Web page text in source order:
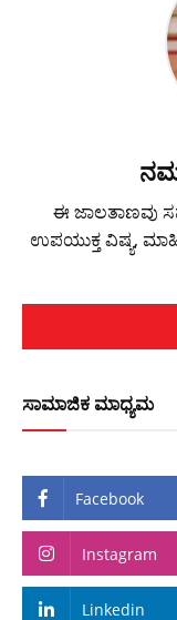
ಈ ಜಾಲತಾಣವು
ಉಪಯುಕ್ತ ವಿಷ್ಯ,
ಸಾಮಾಜಿಕ ಮಾಧ್ಯಮ
Facebook
Instagram
Linkedin